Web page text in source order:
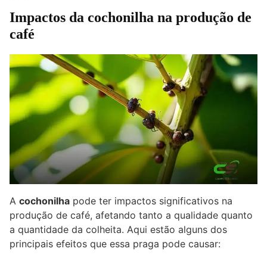
Impactos da cochonilha na produção de
café
A cochonilha pode ter impactos significativos na
produção de café, afetando tanto a qualidade quanto
a quantidade da colheita. Aqui estão alguns dos
principais efeitos que essa praga pode causar: